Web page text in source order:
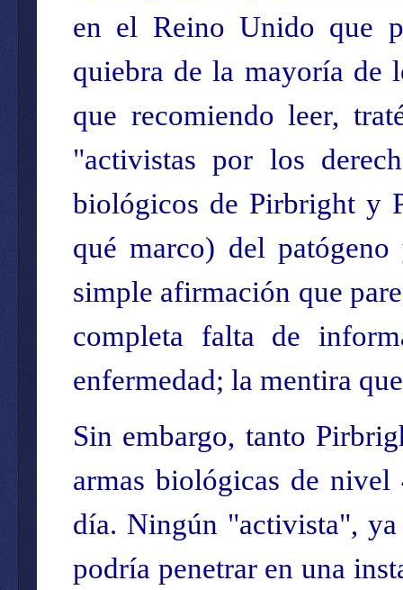
en el Reino Unido que
quiebra de la mayoría de
que recomiendo leer,
"activistas por los
biológicos de Pirbright y
qué marco) del
simple afirmación que
completa falta de
enfermedad; la mentira
Sin embargo, tanto
armas biológicas de
día. Ningún "activista",
podría penetrar en una